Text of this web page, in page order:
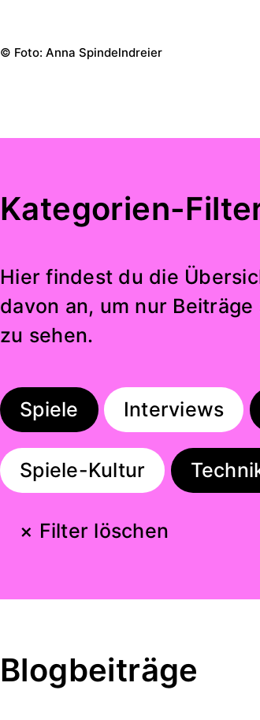
© Foto: Anna Spindelndreier
Kategorien-
Hier findest du die
davon an, um nur
zu sehen.
Spiele Interviews
Spiele-Kultur
× Filter löschen
Blogbeiträge